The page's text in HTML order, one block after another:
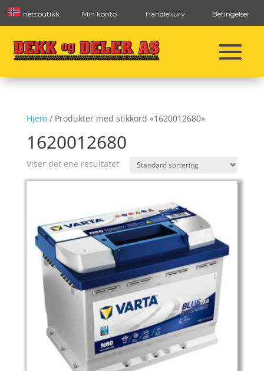
nettbutikk Min konto Handlekurv Betingelser
Hjem / Produkter med stikkord «1620012680»
1620012680
Viser det ene resultatet